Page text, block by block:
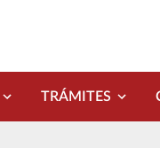
TRÁMITES